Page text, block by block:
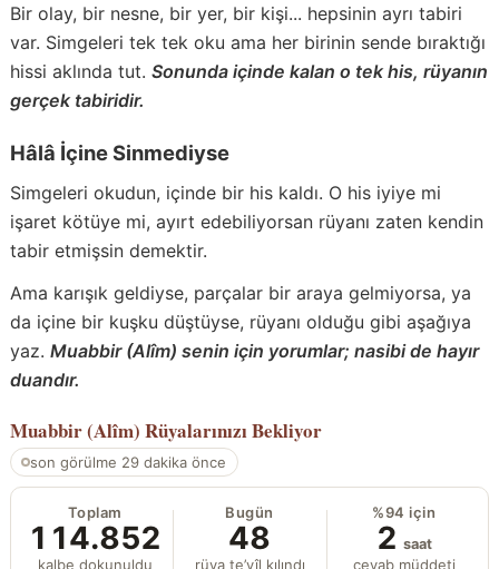
Bir olay, bir nesne, bir yer, bir kişi... hepsinin ayrı tabiri
var. Simgeleri tek tek oku ama her birinin sende bıraktığı
hissi aklında tut. Sonunda içinde kalan o tek his, rüyanın
gerçek tabiridir.
Hâlâ İçine Sinmediyse
Simgeleri okudun, içinde bir his kaldı. O his iyiye mi
işaret kötüye mi, ayırt edebiliyorsan rüyanı zaten kendin
tabir etmişsin demektir.
Ama karışık geldiyse, parçalar bir araya gelmiyorsa, ya
da içine bir kuşku düştüyse, rüyanı olduğu gibi aşağıya
yaz. Muabbir (Alîm) senin için yorumlar; nasibi de hayır
duandır.
Muabbir (Alîm) Rüyalarınızı Bekliyor
son görülme 29 dakika önce
Toplam
114.852
kalbe dokunuldu
Bugün
48
rüya te’vîl kılındı
%94 için
2 saat
cevab müddeti